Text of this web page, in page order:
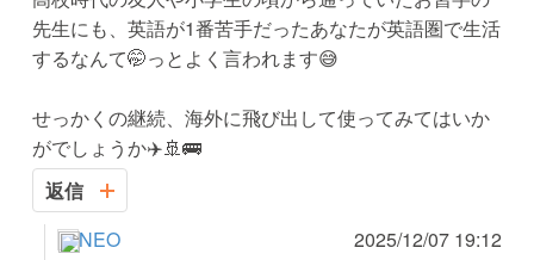
先生にも、英語が1番苦手だったあなたが英語圏で生活
するなんて🤭っとよく言われます😅
せっかくの継続、海外に飛び出して使ってみてはいか
がでしょうか✈️🚢🚌
返信
NEO
2025/12/07 19:12